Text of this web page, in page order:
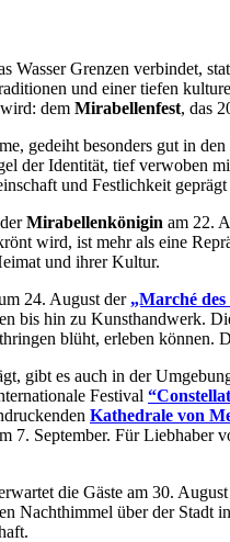
Wasser Grenzen verbindet,
und einer tiefen
dem Mirabellenfest, das
gedeiht besonders gut in
der Identität, tief verwoben
und Festlichkeit geprägt
Mirabellenkönigin am 22.
wird, ist mehr als eine
und ihrer Kultur.
24. August der „Marché
bis hin zu Kunsthandwerk.
blüht, erleben können.
gibt es auch in der
Festival
Kathedrale von
7. September. Für Liebhaber
die Gäste am 30.
Nachthimmel über der